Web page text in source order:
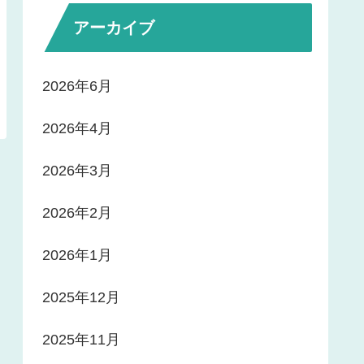
アーカイブ
2026年6月
2026年4月
2026年3月
2026年2月
2026年1月
2025年12月
2025年11月